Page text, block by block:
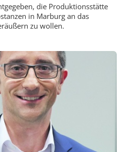
die Produktionsstätte
in Marburg an das
zu wollen.